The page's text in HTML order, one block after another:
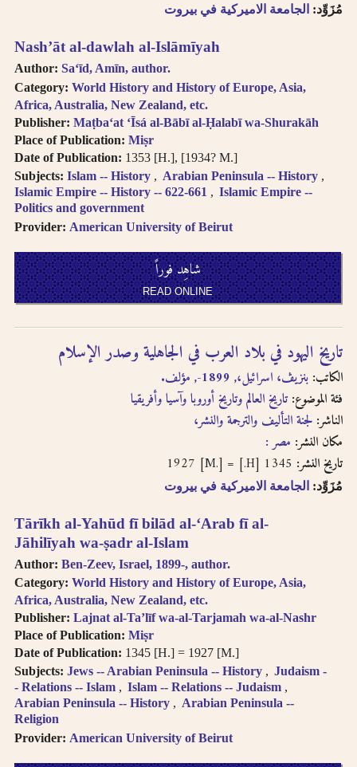
Nashʼāt al-dawlah al-Islāmīyah
Author: Saʻīd, Amīn, author.
Category: World History and History of Europe, Asia,
Africa, Australia, New Zealand, etc.
Publisher: Maṭba‘at ‘Īsá al-Bābī al-Ḥalabī wa-Shurakāh
Place of Publication: Miṣr
Date of Publication: 1353 [H.], [1934? M.]
Subjects: Islam -- History
Arabian Peninsula -- History
Islamic Empire -- History -- 622-661
Islamic Empire --
Politics and government
Provider: American University of Beirut
شاهِد فوراً
READ ONLINE
مُزَوِّد: الجامعة الاميركية في بيروت
Tārīkh al-Yahūd fī bilād al-ʻArab fī al-
Jāhilīyah wa-ṣadr al-Islam
Author: Ben-Zeev, Israel, 1899-, author.
Category: World History and History of Europe, Asia,
Africa, Australia, New Zealand, etc.
Publisher: Lajnat al-Taʼlīf wa-al-Tarjamah wa-al-Nashr
Place of Publication: Miṣr
Date of Publication: 1345 [H.] = 1927 [M.]
Subjects: Jews -- Arabian Peninsula -- History
Judaism -
- Relations -- Islam
Islam -- Relations -- Judaism
Arabian Peninsula -- History
Arabian Peninsula --
Religion
Provider: American University of Beirut
تاريخ اليهود في بلاد العرب في الجاهلية وصدر الإسلام
الكاتب: بنزيڤ، اسرائيل،, 1899-, مؤلف.
فئة الموضوع: تاريخ العالم وتاريخ أوروبا وآسيا وأفريقيا
الناشر: لجنة التأليف والترجمة والنشر،
مكان النشر: مصر :
تاريخ النشر:
مُزَوِّد: الجامعة الاميركية في بيروت